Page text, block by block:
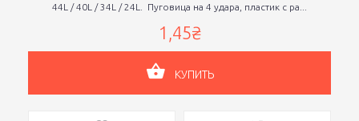
44L / 40L / 34L / 24L. Пуговица на 4 удара, пластик с ра...
1,45₴
КУПИТЬ